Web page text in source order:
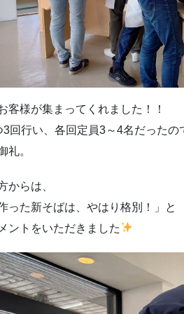
客様が集まってくれました！！
3回行い、各回定員3～4名だったの
礼。
からは、
った新そばは、やはり格別！」と
ントをいただきました